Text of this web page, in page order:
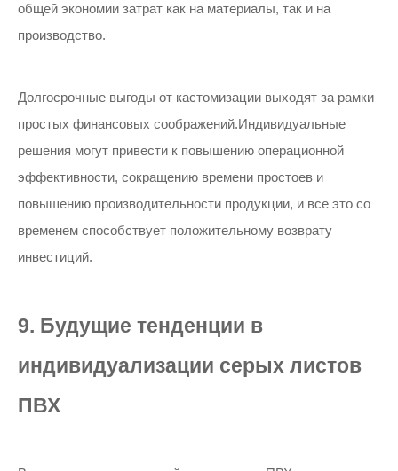
общей экономии затрат как на материалы, так и на
производство.
Долгосрочные выгоды от кастомизации выходят за рамки
простых финансовых соображений.Индивидуальные
решения могут привести к повышению операционной
эффективности, сокращению времени простоев и
повышению производительности продукции, и все это со
временем способствует положительному возврату
инвестиций.
9. Будущие тенденции в
индивидуализации серых листов
ПВХ